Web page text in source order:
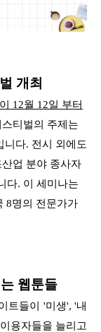
개최
12월 12일 부터
티벌의 주제는
니다. 전시 외에도
업 분야 종사자
다. 이 세미나는
8명의 전문가가
웹툰들
트들이 '미생', '내
용자들을 늘리고